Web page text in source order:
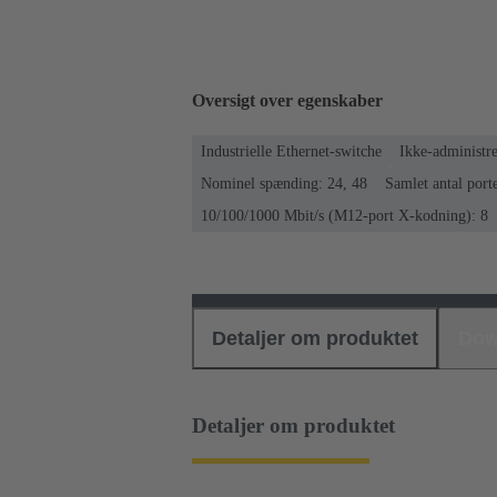
Oversigt over egenskaber
Industrielle Ethernet-switche
Ikke-
Nominel spænding: 24, 48
Samlet antal
10/100/1000 Mbit/s (M12-port X-kodning): 8
Detaljer om produktet
Detaljer om produktet